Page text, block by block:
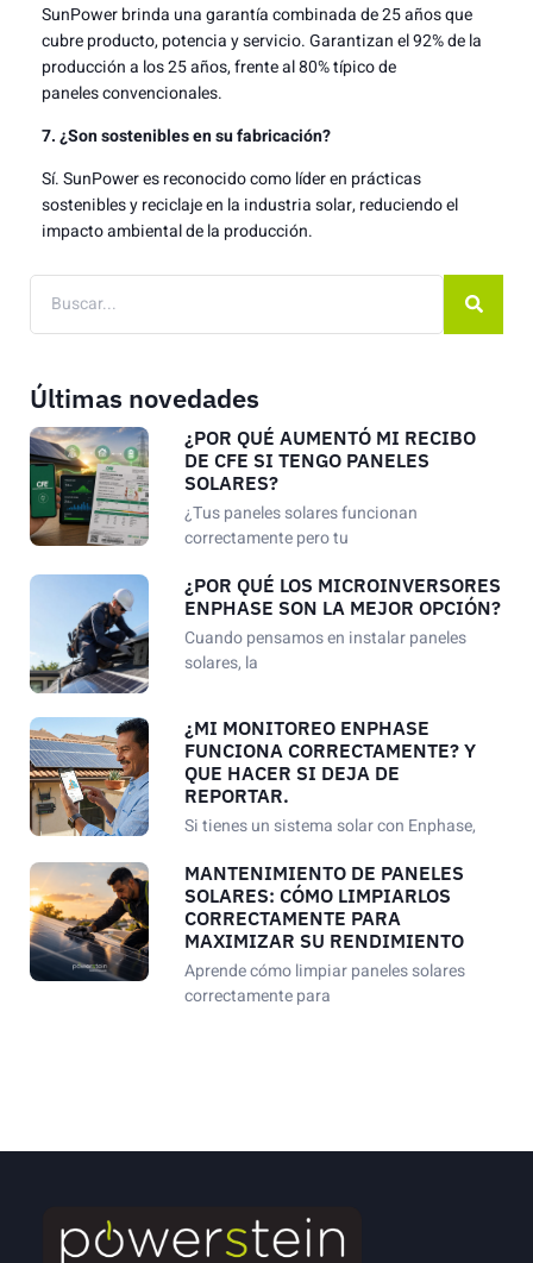
SunPower brinda una garantía combinada de 25 años que
cubre producto, potencia y servicio. Garantizan el 92% de la
producción a los 25 años, frente al 80% típico de
paneles convencionales.
7. ¿Son sostenibles en su fabricación?
Sí. SunPower es reconocido como líder en prácticas
sostenibles y reciclaje en la industria solar, reduciendo el
impacto ambiental de la producción.
Últimas novedades
¿POR QUÉ AUMENTÓ MI RECIBO
DE CFE SI TENGO PANELES
SOLARES?
¿Tus paneles solares funcionan
correctamente pero tu
¿POR QUÉ LOS MICROINVERSORES
ENPHASE SON LA MEJOR OPCIÓN?
Cuando pensamos en instalar paneles
solares, la
¿MI MONITOREO ENPHASE
FUNCIONA CORRECTAMENTE? Y
QUE HACER SI DEJA DE
REPORTAR.
Si tienes un sistema solar con Enphase,
MANTENIMIENTO DE PANELES
SOLARES: CÓMO LIMPIARLOS
CORRECTAMENTE PARA
MAXIMIZAR SU RENDIMIENTO
Aprende cómo limpiar paneles solares
correctamente para